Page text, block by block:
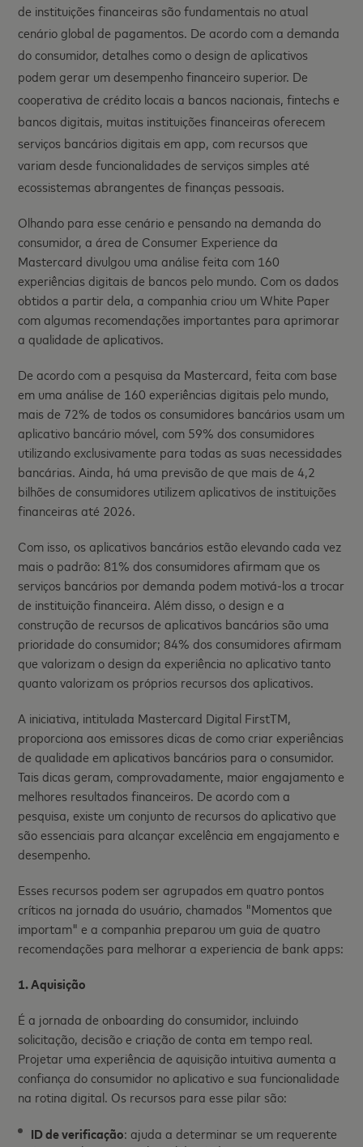
de instituições financeiras são fundamentais no atual
cenário global de pagamentos. De acordo com a demanda
do consumidor, detalhes como o design de aplicativos
podem gerar um desempenho financeiro superior. De
cooperativa de crédito locais a bancos nacionais, fintechs e
bancos digitais, muitas instituições financeiras oferecem
serviços bancários digitais em app, com recursos que
variam desde funcionalidades de serviços simples até
ecossistemas abrangentes de finanças pessoais.
Olhando para esse cenário e pensando na demanda do
consumidor, a área de Consumer Experience da
Mastercard divulgou uma análise feita com 160
experiências digitais de bancos pelo mundo. Com os dados
obtidos a partir dela, a companhia criou um White Paper
com algumas recomendações importantes para aprimorar
a qualidade de aplicativos.
De acordo com a pesquisa da Mastercard, feita com base
em uma análise de 160 experiências digitais pelo mundo,
mais de 72% de todos os consumidores bancários usam um
aplicativo bancário móvel, com 59% dos consumidores
utilizando exclusivamente para todas as suas necessidades
bancárias. Ainda, há uma previsão de que mais de 4,2
bilhões de consumidores utilizem aplicativos de instituições
financeiras até 2026.
Com isso, os aplicativos bancários estão elevando cada vez
mais o padrão: 81% dos consumidores afirmam que os
serviços bancários por demanda podem motivá-los a trocar
de instituição financeira. Além disso, o design e a
construção de recursos de aplicativos bancários são uma
prioridade do consumidor; 84% dos consumidores afirmam
que valorizam o design da experiência no aplicativo tanto
quanto valorizam os próprios recursos dos aplicativos.
A iniciativa, intitulada Mastercard Digital FirstTM,
proporciona aos emissores dicas de como criar experiências
de qualidade em aplicativos bancários para o consumidor.
Tais dicas geram, comprovadamente, maior engajamento e
melhores resultados financeiros. De acordo com a
pesquisa, existe um conjunto de recursos do aplicativo que
são essenciais para alcançar excelência em engajamento e
desempenho.
Esses recursos podem ser agrupados em quatro pontos
críticos na jornada do usuário, chamados "Momentos que
importam" e a companhia preparou um guia de quatro
recomendações para melhorar a experiencia de bank apps:
1. Aquisição
É a jornada de onboarding do consumidor, incluindo
solicitação, decisão e criação de conta em tempo real.
Projetar uma experiência de aquisição intuitiva aumenta a
confiança do consumidor no aplicativo e sua funcionalidade
na rotina digital. Os recursos para esse pilar são:
ID deverificação: ajuda a determinar se um requerente